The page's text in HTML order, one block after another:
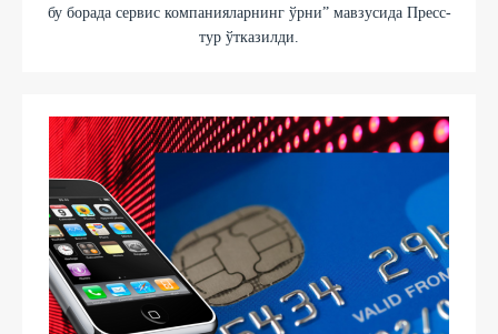
бу борада сервис компанияларнинг ўрни” мавзусида Пресс-
тур ўтказилди.